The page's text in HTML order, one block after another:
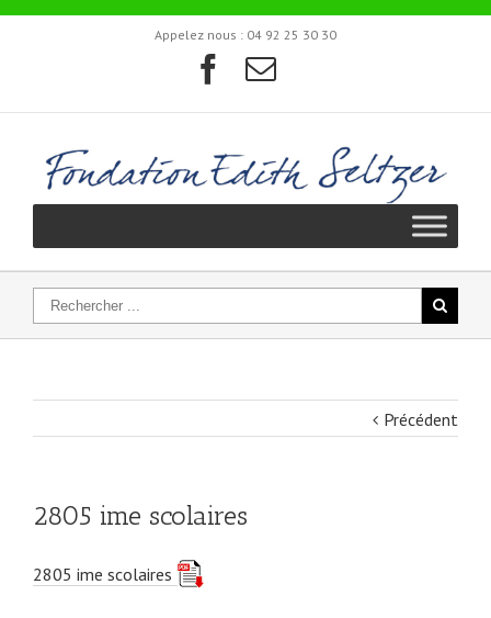
Appelez nous : 04 92 25 30 30
Précédent
2805 ime scolaires
2805 ime scolaires